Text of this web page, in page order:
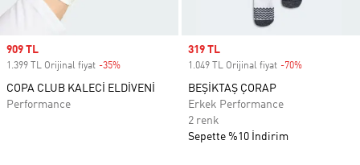
Sale price
909 TL
1.399 TL Orijinal fiyat -35%
COPA CLUB KALECİ ELDİVENİ
Performance
Sale price
319 TL
1.049 TL Orijinal fiyat -70%
BEŞİKTAŞ ÇORAP
Erkek Performance
2 renk
Sepette %10 İndirim